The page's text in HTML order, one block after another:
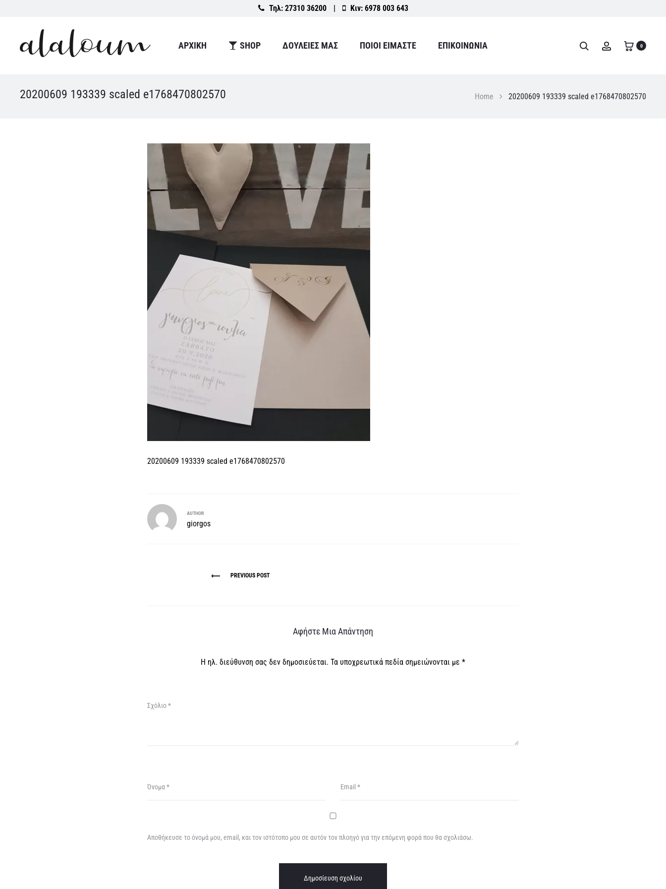
Τηλ: 27310 36200 | Κιν: 6978 003 643
ΑΡΧΙΚΉ SHOP ΔΟΥΛΕΙΕΣ ΜΑΣ ΠΟΙΟΙ ΕΙΜΑΣΤΕ ΕΠΙΚΟΙΝΩΝΊΑ Search Account 0
20200609 193339 scaled e1768470802570 Home 20200609 193339 scaled e1768470802570
20200609 193339 scaled e1768470802570
AUTHOR
giorgos
PREVIOUS POST
Αφήστε Μια Απάντηση
Η ηλ. διεύθυνση σας δεν δημοσιεύεται. Τα υποχρεωτικά πεδία σημειώνονται με *
Σχόλιο*
Όνομα * Email *
Αποθήκευσε το όνομά μου, email, και τον ιστότοπο μου σε αυτόν τον πλοηγό για την επόμενη φορά που θα σχολιάσω.